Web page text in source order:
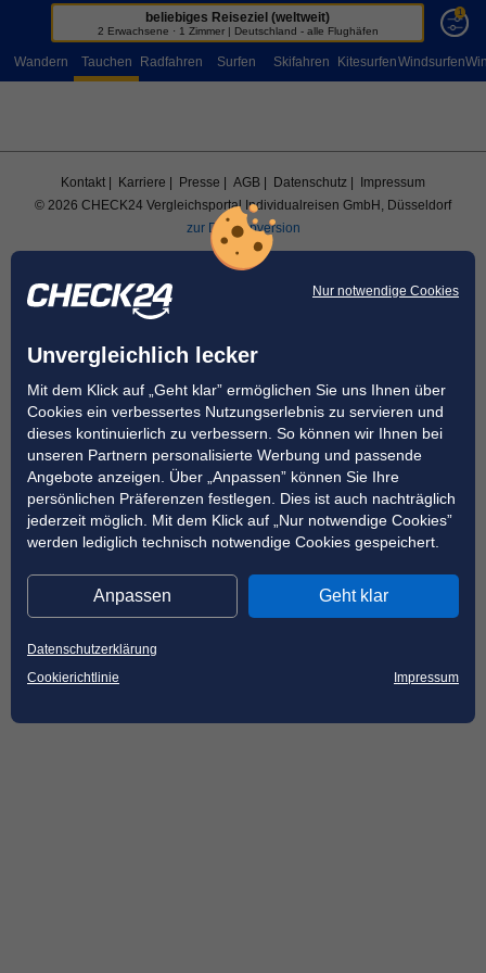
Sportreisen
Nur notwendige Cookies
Unvergleichlich lecker
Mit dem Klick auf „Geht klar” ermöglichen Sie uns Ihnen über
Cookies ein verbessertes Nutzungserlebnis zu servieren und
dieses kontinuierlich zu verbessern. So können wir Ihnen bei
unseren Partnern personalisierte Werbung und passende
Angebote anzeigen. Über „Anpassen” können Sie Ihre
persönlichen Präferenzen festlegen. Dies ist auch nachträglich
jederzeit möglich. Mit dem Klick auf „Nur notwendige Cookies”
werden lediglich technisch notwendige Cookies gespeichert.
Anpassen Geht klar
Datenschutzerklärung
Cookierichtlinie
Impressum
Kontakt | Karriere | Presse | AGB | Datenschutz
| Impressum
© 2026 CHECK24 Vergleichsportal Individualreisen GmbH, Düsseldorf
zur Desktopversion
beliebiges Reiseziel (weltweit)
2 Erwachsene · 1 Zimmer | Deutschland - alle Flughäfen
1
Wandern Tauchen Radfahren Surfen Skifahren KitesurfenWindsurfen